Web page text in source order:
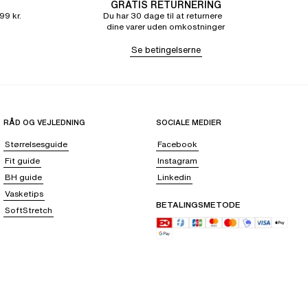
kr.
GRATIS RETURNERING
Du har 30 dage til at returnere
dine varer uden omkostninger
Se betingelserne
RÅD OG VEJLEDNING
Størrelsesguide
Fit guide
BH guide
Vasketips
SoftStretch
SOCIALE MEDIER
Facebook
Instagram
Linkedin
BETALINGSMETODE